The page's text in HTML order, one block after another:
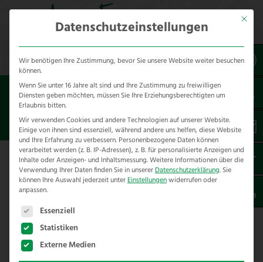
Sie sind hier:Besondere Bauteile
SCHIEBETOR HOME
Das Schiebetor mit individuellem Dekor
Hier finden Sie unser fest installiertes
Schiebetor Home. Mit dem in der Farbe
variablen Trägerbalken können Sie sowohl alte
Torelemente aus dem bestehenden Zaun
verbinden, als auch ein neues Dekor
Mit
Datenschutzeinstellungen
Wir benötigen Ihre Zustimmung, bevor Sie unsere Website weiter besuchen
können.
Wenn Sie unter 16 Jahre alt sind und Ihre Zustimmung zu freiwilligen
Diensten geben möchten, müssen Sie Ihre Erziehungsberechtigten um
Erlaubnis bitten.
Wir verwenden Cookies und andere Technologien auf unserer Website.
Einige von ihnen sind essenziell, während andere uns helfen, diese Website
und Ihre Erfahrung zu verbessern. Personenbezogene Daten können
verarbeitet werden (z. B. IP-Adressen), z. B. für personalisierte Anzeigen und
Inhalte oder Anzeigen- und Inhaltsmessung.Weitere Informationen über die
Verwendung Ihrer Daten finden Sie in unsererDatenschutzerklärung. Sie
können Ihre Auswahl jederzeit unterEinstellungenwiderrufen oder
anpassen.
Es folgt eine Liste der Service-Gruppen, für die eine
Essenziell
Statistiken
Externe Medien